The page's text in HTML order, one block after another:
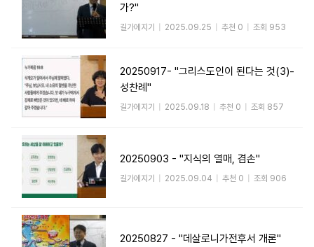
가?"
길가에지기 2025.09.25 추천 0 조회 953
20250917- "그리스도인이 된다는 것(3)-
성찬례"
길가에지기 2025.09.18 추천 0 조회 857
20250903 - "지식의 열매, 겸손"
길가에지기 2025.09.04 추천 0 조회 906
20250827 - "데살로니가전후서 개론"